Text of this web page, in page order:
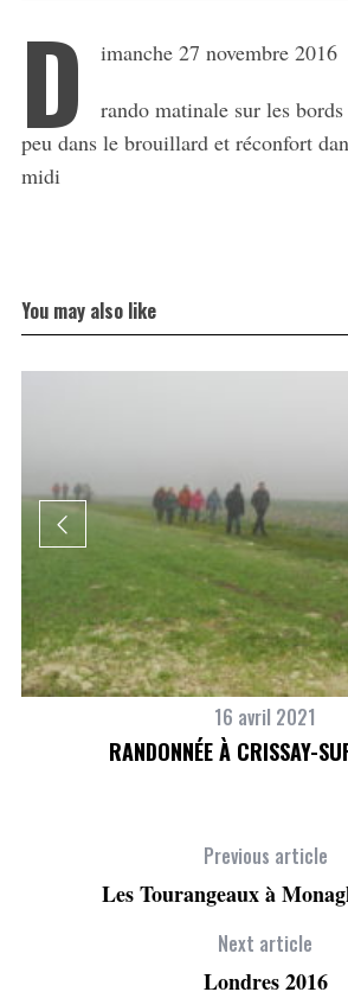
D
imanche 27 novembre 2016
rando matinale sur les
peu dans le brouillard et réconfort
midi
You may also like
16 avril 2021
RANDONNÉE À CRISSAY-
Previous article
Les Tourangeaux à
Next article
Londres 2016